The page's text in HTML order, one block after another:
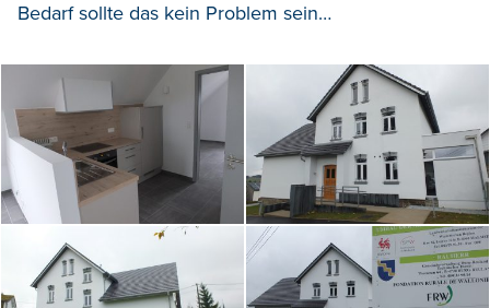
Bedarf sollte das kein Problem sein…